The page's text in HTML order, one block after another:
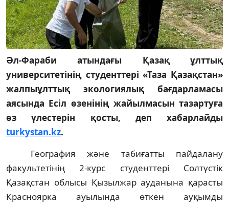
Әл-Фараби атындағы Қазақ ұлттық
университетінің студенттері «Таза Қазақстан»
жалпыұлттық экологиялық бағдарламасы
аясында Есіл өзенінің жайылмасын тазартуға
өз үлестерін қосты, деп хабарлайды
turkystan.kz.
География және табиғатты пайдалану
факультетінің 2-курс студенттері Солтүстік
Қазақстан облысы Қызылжар ауданына қарасты
Красноярка ауылында өткен ауқымды